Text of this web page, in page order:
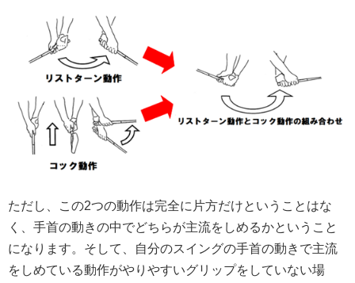
ただし、この2つの動作は完全に片方だけということはな
く、手首の動きの中でどちらが主流をしめるかということ
になります。そして、自分のスイングの手首の動きで主流
をしめている動作がやりやすいグリップをしていない場